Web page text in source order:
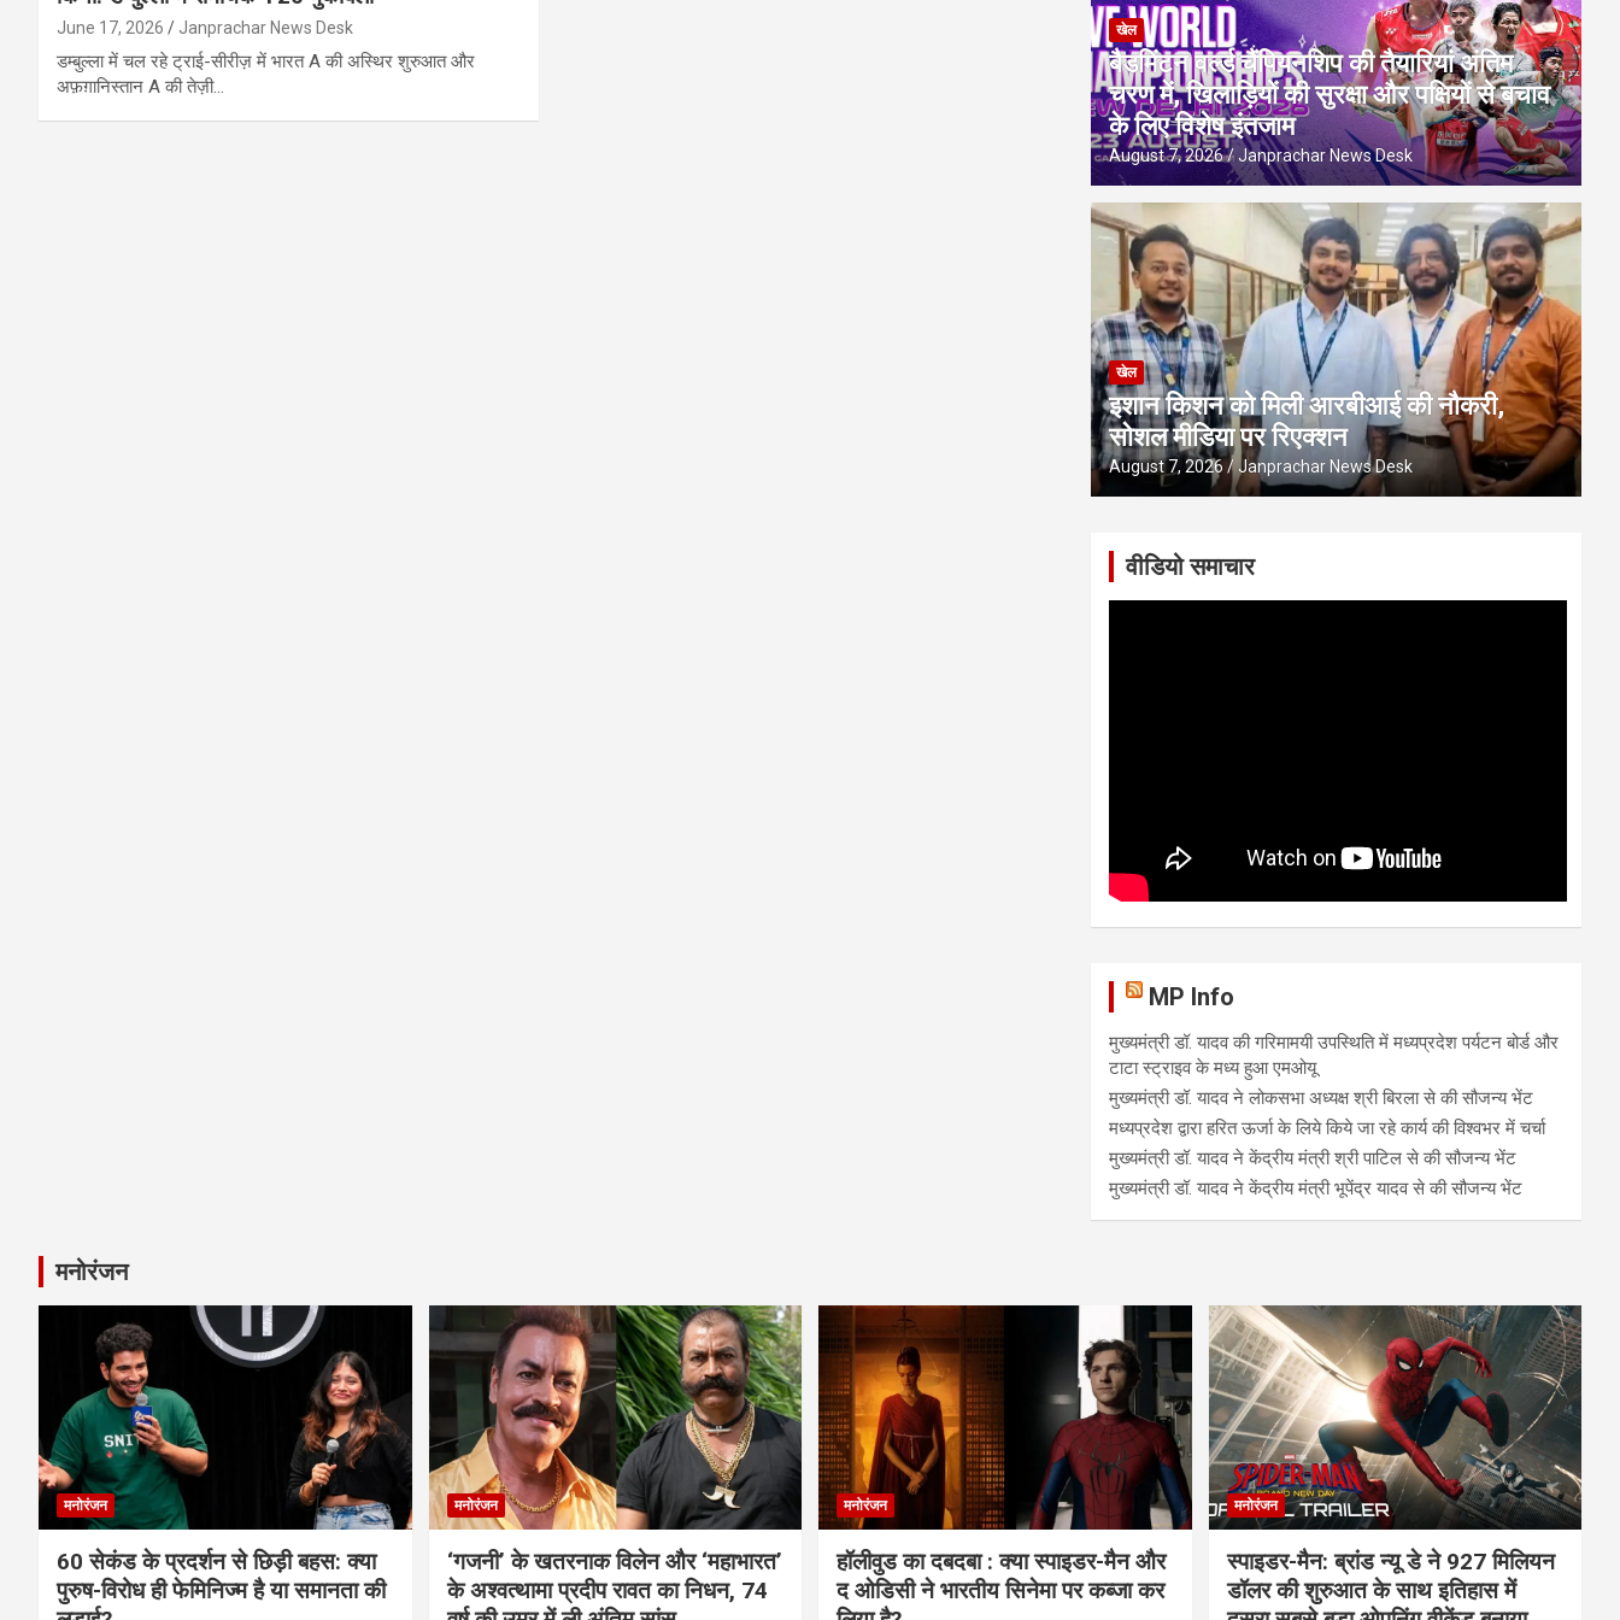
June 17, 2026 Janprachar News Desk
डम्बुल्ला में चल रहे ट्राई-सीरीज़ में भारत A की अस्थिर शुरुआत और
अफ़ग़ानिस्तान A की तेज़ी…
खेल
बैडमिंटन वर्ल्ड चैंपियनशिप की तैयारियां अंतिम
चरण में, खिलाड़ियों की सुरक्षा और पक्षियों से बचाव
के लिए विशेष इंतजाम
August 7, 2026 Janprachar News Desk
खेल
इशान किशन को मिली आरबीआई की नौकरी,
सोशल मीडिया पर रिएक्शन
August 7, 2026 Janprachar News Desk
वीडियो समाचार
MP Info
मुख्यमंत्री डॉ. यादव की गरिमामयी उपस्थिति में मध्यप्रदेश पर्यटन बोर्ड और
टाटा स्ट्राइव के मध्य हुआ एमओयू
मुख्यमंत्री डॉ. यादव ने लोकसभा अध्यक्ष श्री बिरला से की सौजन्य भेंट
मध्यप्रदेश द्वारा हरित ऊर्जा के लिये किये जा रहे कार्य की विश्वभर में चर्चा
मुख्यमंत्री डॉ. यादव ने केंद्रीय मंत्री श्री पाटिल से की सौजन्य भेंट
मुख्यमंत्री डॉ. यादव ने केंद्रीय मंत्री भूपेंद्र यादव से की सौजन्य भेंट
मनोरंजन
मनोरंजन
60 सेकंड के प्रदर्शन से छिड़ी बहस: क्या
पुरुष-विरोध ही फेमिनिज्म है या समानता की
मनोरंजन
‘गजनी’ के खतरनाक विलेन और ‘महाभारत’
के अश्वत्थामा प्रदीप रावत का निधन, 74
मनोरंजन
हॉलीवुड का दबदबा : क्या स्पाइडर-मैन और
द ओडिसी ने भारतीय सिनेमा पर कब्जा कर
मनोरंजन
स्पाइडर-मैन: ब्रांड न्यू डे ने 927 मिलियन
डॉलर की शुरुआत के साथ इतिहास में